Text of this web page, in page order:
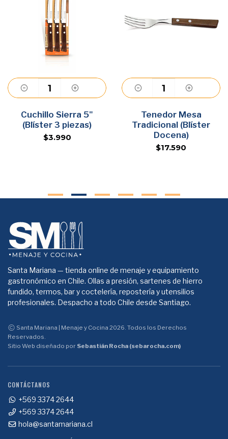
Agregar
Cuchillo Sierra 5"
(Blíster 3 piezas)
$3.990
Agregar
Tenedor Mesa
Tradicional (Blíster
Docena)
$17.590
Santa Mariana — tienda online de menaje y equipamiento
gastronómico en Chile. Ollas a presión, sartenes de hierro
fundido, termos, bar y coctelería, repostería y utensilios
profesionales. Despacho a todo Chile desde Santiago.
Santa Mariana | Menaje y Cocina 2026. Todos los Derechos
Reservados.
Sitio Web diseñado por Sebastián Rocha (sebarocha.com)
CONTÁCTANOS
+569 3374 2644
+569 3374 2644
hola@santamariana.cl